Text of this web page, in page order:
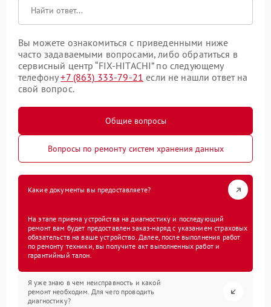
Вы можете ознакомиться с приведенными ниже
часто задаваемыми вопросами, либо обратиться в
сервисный центр “FIX-HITACHI” по следующему
телефону+7 (863) 333-79-21 если не нашли ответ на
свой вопрос.
Общие вопросы
Вопросы по ремонту систем хранения данных
Какие документы вы предоставляете?
На этапе приема устройства на диагностику и последующий
ремонт вам будет предоставлен заказ-наряд с указанием страховых
обязательств на ваше устройство. Далее, после выполнения работ
по ремонту техники, вы получите акт выполненных работ и
гарантийный талон.
Я уже знаю в чем неисправность и какой
ремонт необходим. Для чего проводить
диагностику?